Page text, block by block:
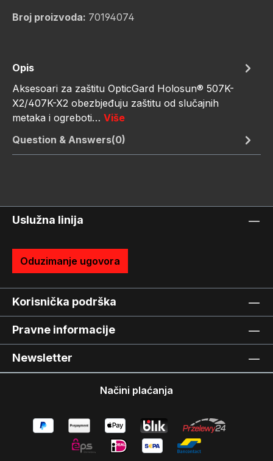
Broj proizvoda: 70194074
Opis
Aksesoari za zaštitu OpticGard Holosun® 507K-
X2/407K-X2 obezbjeđuju zaštitu od slučajnih
metaka i ogreboti… Više
Question & Answers(0)
Uslužna linija
Oduzimanje ugovora
Korisnička podrška
Pravne informacije
Newsletter
Načini plaćanja